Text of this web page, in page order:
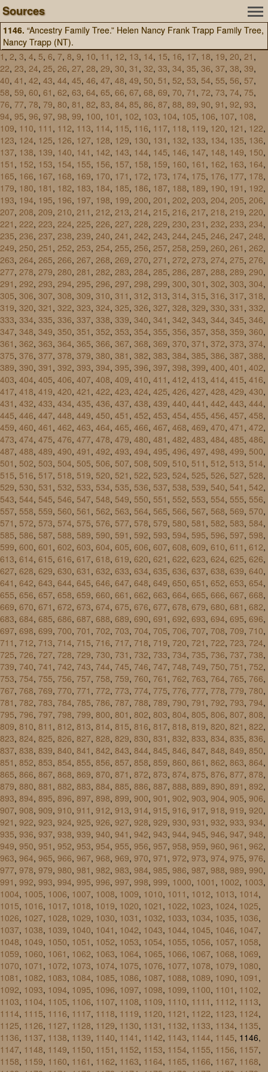
Sources
1146. “Ancestry Family Tree.” Helen Nancy Frank Trapp Family Tree,
Nancy Trapp (NT).
1 , 2, 3, 4, 5, 6, 7, 8, 9, 10, 11 , 12, 13, 14, 15, 16, 17, 18, 19, 20, 21 ,
22, 23, 24, 25, 26, 27, 28, 29, 30, 31 , 32, 33, 34, 35, 36, 37, 38, 39,
40, 41 , 42, 43, 44, 45, 46, 47, 48, 49, 50, 51 , 52, 53, 54, 55, 56, 57,
58, 59, 60, 61 , 62, 63, 64, 65, 66, 67, 68, 69, 70, 71 , 72, 73, 74, 75,
76, 77, 78, 79, 80, 81 , 82, 83, 84, 85, 86, 87, 88, 89, 90, 91 , 92, 93,
94, 95, 96, 97, 98, 99, 100, 101 , 102, 103, 104, 105, 106, 107, 108,
109, 110, 111 , 112, 113, 114, 115, 116, 117, 118, 119, 120, 121 , 122,
123, 124, 125, 126, 127, 128, 129, 130, 131 , 132, 133, 134, 135, 136,
137, 138, 139, 140, 141 , 142, 143, 144, 145, 146, 147, 148, 149, 150,
151 , 152, 153, 154, 155, 156, 157, 158, 159, 160, 161 , 162, 163, 164,
165, 166, 167, 168, 169, 170, 171 , 172, 173, 174, 175, 176, 177, 178,
179, 180, 181 , 182, 183, 184, 185, 186, 187, 188, 189, 190, 191 , 192,
193, 194, 195, 196, 197, 198, 199, 200, 201 , 202, 203, 204, 205, 206,
207, 208, 209, 210, 211 , 212, 213, 214, 215, 216, 217, 218, 219, 220,
221 , 222, 223, 224, 225, 226, 227, 228, 229, 230, 231 , 232, 233, 234,
235, 236, 237, 238, 239, 240, 241 , 242, 243, 244, 245, 246, 247, 248,
249, 250, 251 , 252, 253, 254, 255, 256, 257, 258, 259, 260, 261 , 262,
263, 264, 265, 266, 267, 268, 269, 270, 271 , 272, 273, 274, 275, 276,
277, 278, 279, 280, 281 , 282, 283, 284, 285, 286, 287, 288, 289, 290,
291 , 292, 293, 294, 295, 296, 297, 298, 299, 300, 301 , 302, 303, 304,
305, 306, 307, 308, 309, 310, 311 , 312, 313, 314, 315, 316, 317, 318,
319, 320, 321 , 322, 323, 324, 325, 326, 327, 328, 329, 330, 331 , 332,
333, 334, 335, 336, 337, 338, 339, 340, 341 , 342, 343, 344, 345, 346,
347, 348, 349, 350, 351 , 352, 353, 354, 355, 356, 357, 358, 359, 360,
361 , 362, 363, 364, 365, 366, 367, 368, 369, 370, 371 , 372, 373, 374,
375, 376, 377, 378, 379, 380, 381 , 382, 383, 384, 385, 386, 387, 388,
389, 390, 391 , 392, 393, 394, 395, 396, 397, 398, 399, 400, 401 , 402,
403, 404, 405, 406, 407, 408, 409, 410, 411 , 412, 413, 414, 415, 416,
417, 418, 419, 420, 421 , 422, 423, 424, 425, 426, 427, 428, 429, 430,
431 , 432, 433, 434, 435, 436, 437, 438, 439, 440, 441 , 442, 443, 444,
445, 446, 447, 448, 449, 450, 451 , 452, 453, 454, 455, 456, 457, 458,
459, 460, 461 , 462, 463, 464, 465, 466, 467, 468, 469, 470, 471 , 472,
473, 474, 475, 476, 477, 478, 479, 480, 481 , 482, 483, 484, 485, 486,
487, 488, 489, 490, 491 , 492, 493, 494, 495, 496, 497, 498, 499, 500,
501 , 502, 503, 504, 505, 506, 507, 508, 509, 510, 511 , 512, 513, 514,
515, 516, 517, 518, 519, 520, 521 , 522, 523, 524, 525, 526, 527, 528,
529, 530, 531 , 532, 533, 534, 535, 536, 537, 538, 539, 540, 541 , 542,
543, 544, 545, 546, 547, 548, 549, 550, 551 , 552, 553, 554, 555, 556,
557, 558, 559, 560, 561 , 562, 563, 564, 565, 566, 567, 568, 569, 570,
571 , 572, 573, 574, 575, 576, 577, 578, 579, 580, 581 , 582, 583, 584,
585, 586, 587, 588, 589, 590, 591 , 592, 593, 594, 595, 596, 597, 598,
599, 600, 601 , 602, 603, 604, 605, 606, 607, 608, 609, 610, 611 , 612,
613, 614, 615, 616, 617, 618, 619, 620, 621 , 622, 623, 624, 625, 626,
627, 628, 629, 630, 631 , 632, 633, 634, 635, 636, 637, 638, 639, 640,
641 , 642, 643, 644, 645, 646, 647, 648, 649, 650, 651 , 652, 653, 654,
655, 656, 657, 658, 659, 660, 661 , 662, 663, 664, 665, 666, 667, 668,
669, 670, 671 , 672, 673, 674, 675, 676, 677, 678, 679, 680, 681 , 682,
683, 684, 685, 686, 687, 688, 689, 690, 691 , 692, 693, 694, 695, 696,
697, 698, 699, 700, 701 , 702, 703, 704, 705, 706, 707, 708, 709, 710,
711 , 712, 713, 714, 715, 716, 717, 718, 719, 720, 721 , 722, 723, 724,
725, 726, 727, 728, 729, 730, 731 , 732, 733, 734, 735, 736, 737, 738,
739, 740, 741 , 742, 743, 744, 745, 746, 747, 748, 749, 750, 751 , 752,
753, 754, 755, 756, 757, 758, 759, 760, 761 , 762, 763, 764, 765, 766,
767, 768, 769, 770, 771 , 772, 773, 774, 775, 776, 777, 778, 779, 780,
781 , 782, 783, 784, 785, 786, 787, 788, 789, 790, 791 , 792, 793, 794,
795, 796, 797, 798, 799, 800, 801 , 802, 803, 804, 805, 806, 807, 808,
809, 810, 811 , 812, 813, 814, 815, 816, 817, 818, 819, 820, 821 , 822,
823, 824, 825, 826, 827, 828, 829, 830, 831 , 832, 833, 834, 835, 836,
837, 838, 839, 840, 841 , 842, 843, 844, 845, 846, 847, 848, 849, 850,
851 , 852, 853, 854, 855, 856, 857, 858, 859, 860, 861 , 862, 863, 864,
865, 866, 867, 868, 869, 870, 871 , 872, 873, 874, 875, 876, 877, 878,
879, 880, 881 , 882, 883, 884, 885, 886, 887, 888, 889, 890, 891 , 892,
893, 894, 895, 896, 897, 898, 899, 900, 901 , 902, 903, 904, 905, 906,
907, 908, 909, 910, 911 , 912, 913, 914, 915, 916, 917, 918, 919, 920,
921 , 922, 923, 924, 925, 926, 927, 928, 929, 930, 931 , 932, 933, 934,
935, 936, 937, 938, 939, 940, 941 , 942, 943, 944, 945, 946, 947, 948,
949, 950, 951 , 952, 953, 954, 955, 956, 957, 958, 959, 960, 961 , 962,
963, 964, 965, 966, 967, 968, 969, 970, 971 , 972, 973, 974, 975, 976,
977, 978, 979, 980, 981 , 982, 983, 984, 985, 986, 987, 988, 989, 990,
991 , 992, 993, 994, 995, 996, 997, 998, 999, 1000, 1001 , 1002, 1003,
1004, 1005, 1006, 1007, 1008, 1009, 1010, 1011 , 1012, 1013, 1014,
1015, 1016, 1017, 1018, 1019, 1020, 1021 , 1022, 1023, 1024, 1025,
1026, 1027, 1028, 1029, 1030, 1031 , 1032, 1033, 1034, 1035, 1036,
1037, 1038, 1039, 1040, 1041 , 1042, 1043, 1044, 1045, 1046, 1047,
1048, 1049, 1050, 1051 , 1052, 1053, 1054, 1055, 1056, 1057, 1058,
1059, 1060, 1061 , 1062, 1063, 1064, 1065, 1066, 1067, 1068, 1069,
1070, 1071 , 1072, 1073, 1074, 1075, 1076, 1077, 1078, 1079, 1080,
1081 , 1082, 1083, 1084, 1085, 1086, 1087, 1088, 1089, 1090, 1091 ,
1092, 1093, 1094, 1095, 1096, 1097, 1098, 1099, 1100, 1101 , 1102,
1103, 1104, 1105, 1106, 1107, 1108, 1109, 1110, 1111 , 1112, 1113,
1114, 1115, 1116, 1117, 1118, 1119, 1120, 1121 , 1122, 1123, 1124,
1125, 1126, 1127, 1128, 1129, 1130, 1131 , 1132, 1133, 1134, 1135,
1136, 1137, 1138, 1139, 1140, 1141 , 1142, 1143, 1144, 1145, 1146,
1147, 1148, 1149, 1150, 1151 , 1152, 1153, 1154, 1155, 1156, 1157,
1158, 1159, 1160, 1161 , 1162, 1163, 1164, 1165, 1166, 1167, 1168,